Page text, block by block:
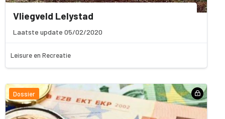
Vliegveld Lelystad
Laatste update 05/02/2020
Leisure en Recreatie
Dossier